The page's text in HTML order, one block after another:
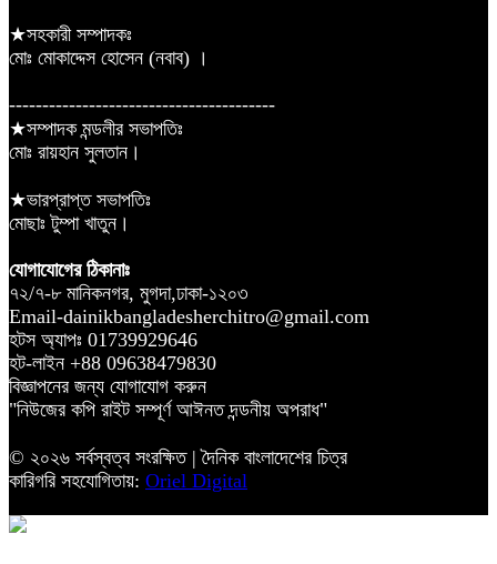
★সহকারী সম্পাদকঃ
মোঃ মোকাদ্দেস হোসেন (নবাব) ।
----------------------------------------
★সম্পাদক মন্ডলীর সভাপতিঃ
মোঃ রায়হান সুলতান।
★ভারপ্রাপ্ত সভাপতিঃ
মোছাঃ টুম্পা খাতুন।
যোগাযোগের ঠিকানাঃ
৭২/৭-৮ মানিকনগর, মুগদা,ঢাকা-১২০৩
Email-dainikbangladesherchitro@gmail.com
হটস অ্যাপঃ 01739929646
হট-লাইন +88 09638479830
বিজ্ঞাপনের জন্য যোগাযোগ করুন
"নিউজের কপি রাইট সম্পূর্ণ আঈনত দন্ডনীয় অপরাধ"
© ২০২৬ সর্বস্বত্ব সংরক্ষিত | দৈনিক বাংলাদেশের চিত্র
কারিগরি সহযোগিতায়: Oriel Digital